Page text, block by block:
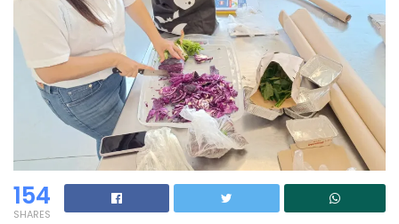
154
SHARES